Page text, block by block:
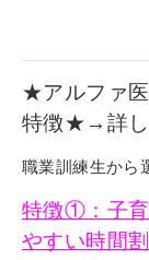
★アルファ
特徴★→詳し
職業訓練生から
特徴①：子育
やすい時間割